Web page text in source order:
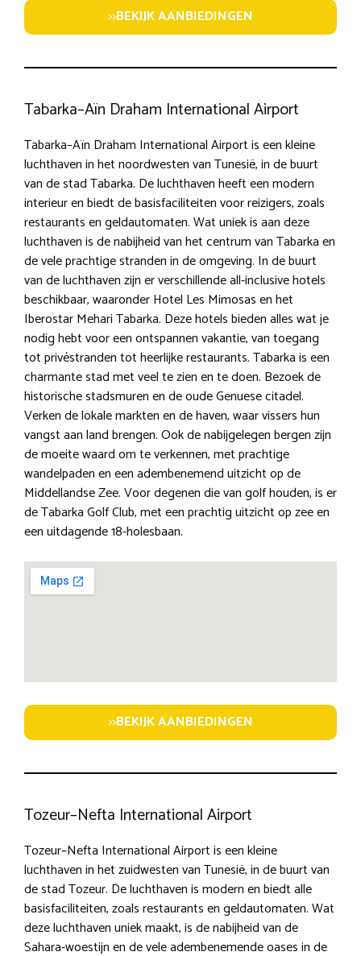
>>BEKIJK AANBIEDINGEN
Tabarka–Aïn Draham International Airport
Tabarka–Aïn Draham International Airport is een kleine
luchthaven in het noordwesten van Tunesië, in de buurt
van de stad Tabarka. De luchthaven heeft een modern
interieur en biedt de basisfaciliteiten voor reizigers, zoals
restaurants en geldautomaten. Wat uniek is aan deze
luchthaven is de nabijheid van het centrum van Tabarka en
de vele prachtige stranden in de omgeving. In de buurt
van de luchthaven zijn er verschillende all-inclusive hotels
beschikbaar, waaronder Hotel Les Mimosas en het
Iberostar Mehari Tabarka. Deze hotels bieden alles wat je
nodig hebt voor een ontspannen vakantie, van toegang
tot privéstranden tot heerlijke restaurants. Tabarka is een
charmante stad met veel te zien en te doen. Bezoek de
historische stadsmuren en de oude Genuese citadel.
Verken de lokale markten en de haven, waar vissers hun
vangst aan land brengen. Ook de nabijgelegen bergen zijn
de moeite waard om te verkennen, met prachtige
wandelpaden en een adembenemend uitzicht op de
Middellandse Zee. Voor degenen die van golf houden, is er
de Tabarka Golf Club, met een prachtig uitzicht op zee en
een uitdagende 18-holesbaan.
>>BEKIJK AANBIEDINGEN
Tozeur–Nefta International Airport
Tozeur–Nefta International Airport is een kleine
luchthaven in het zuidwesten van Tunesië, in de buurt van
de stad Tozeur. De luchthaven is modern en biedt alle
basisfaciliteiten, zoals restaurants en geldautomaten. Wat
deze luchthaven uniek maakt, is de nabijheid van de
Sahara-woestijn en de vele adembenemende oases in de